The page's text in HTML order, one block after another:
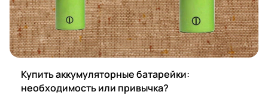
Купить аккумуляторные батарейки:
необходимость или привычка?